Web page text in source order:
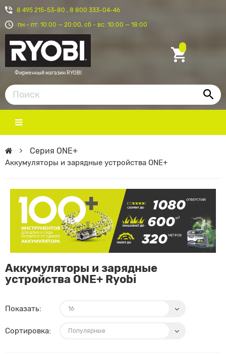
8 495 215-53-80 , 8 800 333-04-46
пн - пт: 10:00 — 20:00, сб - вс: 10:00 — 18:00
Фирменный магазин RYOBI
Серия ONE+
Аккумуляторы и зарядные устройства ONE+
Аккумуляторы и зарядные
устройства ONE+ Ryobi
Показать:
Сортировка: